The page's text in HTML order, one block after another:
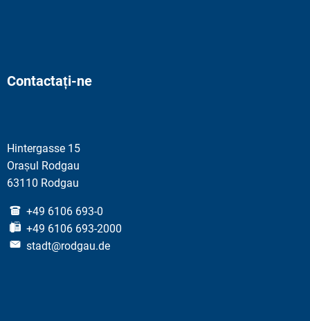
Contactați-ne
Hintergasse 15
Orașul Rodgau
63110 Rodgau
+49 6106 693-0
+49 6106 693-2000
stadt@rodgau.de